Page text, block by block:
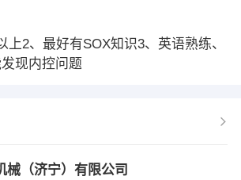
上2、最好有SOX知识3、英语熟练、
现内控问题
械（济宁）有限公司